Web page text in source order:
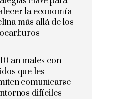
la economía
más allá de los
animales con
que les
comunicarse
difíciles